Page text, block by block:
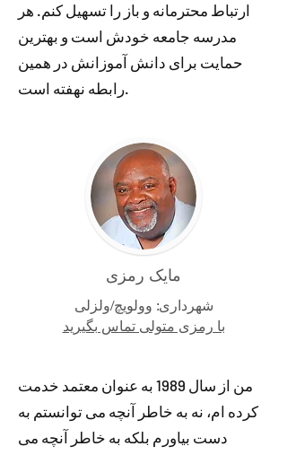
ارتباط محترمانه و باز را تسهیل کنم. هر
مدرسه جامعه خودش است و بهترین
حمایت برای دانش آموزانش در همین
رابطه نهفته است.
مایک رمزی
شهرداری: وولویچ/ولزلی
با رمزی متولی تماس بگیرید
من از سال 1989 به عنوان معتمد خدمت
کرده ام، نه به خاطر آنچه می توانستم به
دست بیاورم بلکه به خاطر آنچه می